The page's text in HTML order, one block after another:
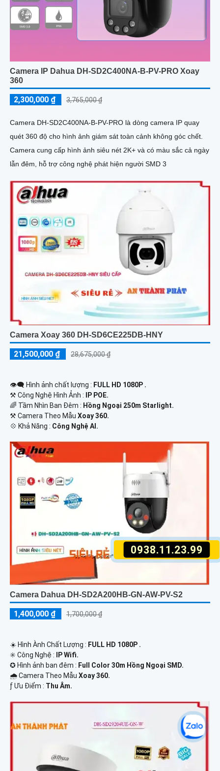
0938.11.23.99
Camera IP Dahua DH-SD2C400NA-B-PV-PRO Xoay
360
2,300,000 ₫ 3,765,000 ₫
Camera DH-SD2C400NA-B-PV-PRO là dòng camera IP quay
quét 360 độ cho hình ảnh giám sát toàn cảnh không góc chết.
Camera cung cấp hình ảnh siêu nét 2K+ và có màu sắc cả ngày
lẫn đêm, hỗ trợ công nghệ phát hiện người SMD 3
Camera Xoay 360 DH-SD6CE225DB-HNY
21,500,000 ₫ 28,675,000 ₫
👁️‍🗨 Hình ảnh chất lượng : FULL HD 1080P .
⚒ Công Nghệ Hình Ảnh :
IP POE.
🌈 Tầm Nhìn Ban Đêm : Hồng Ngoại 250m Starlight.
⚒ Camera Theo Mẫu Xoay 360.
️💠 Khả Năng : Công Nghệ AI.
Camera Dahua DH-SD2A200HB-GN-AW-PV-S2
1,400,000 ₫ 1,700,000 ₫
☀️ Hình Ành Chất Lượng : FULL HD 1080P .
✳️ Công Nghệ :
IP Wifi.
✪ Hình ảnh ban đêm : Full Color 30m Hồng Ngoại SMD.
🌧️ Camera Theo Mẫu Xoay 360.
️ƒ Ưu Điểm : Thu Âm.